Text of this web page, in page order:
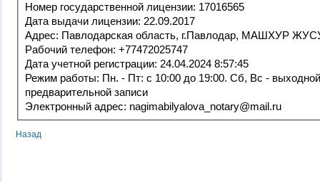
Номер государственной лицензии: 17016565
Дата выдачи лицензии: 22.09.2017
Адрес: Павлодарская
Рабочий телефон: +77472025747
Дата учетной регистрации: 24.04.2024 8:57:45
Режим работы: Пн. - Пт: c 10:00 до 19:00. Сб, Вс - выходной по
предварительной записи
Электронный адрес: nagimabilyalova_notary@mail.ru
Назад